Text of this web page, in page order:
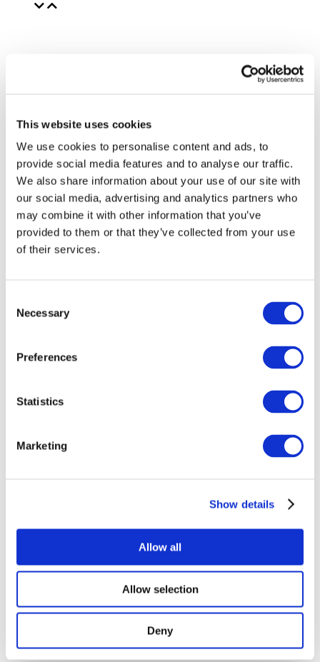
This website uses cookies
We use cookies to personalise content and ads, to
provide social media features and to analyse our traffic.
We also share information about your use of our site with
our social media, advertising and analytics partners who
may combine it with other information that you’ve
provided to them or that they’ve collected from your use
of their services.
Selection
Necessary
Preferences
Statistics
Marketing
Show details
Allow all
Allow selection
Deny
Творческий вечер
Наше спецпредложение
Применить